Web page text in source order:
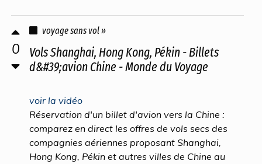
0
voyage sans vol »
Vols Shanghai, Hong Kong, Pékin - Billets
d&#39;avion Chine - Monde du Voyage
voir la vidéo
Réservation d'un billet d'avion vers la Chine :
comparez en direct les offres de vols secs des
compagnies aériennes proposant Shanghai,
Hong Kong, Pékin et autres villes de Chine au